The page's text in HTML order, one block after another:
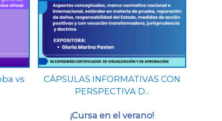
vs
CÁPSULAS INFORMATIVAS CON
PERSPECTIVA D...
¡Cursa en el verano!
se
pueden
en
la
página
de